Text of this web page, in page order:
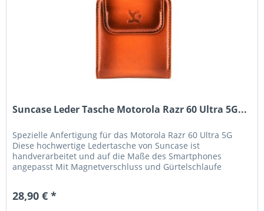
Suncase Leder Tasche Motorola Razr 60 Ultra 5G...
Spezielle Anfertigung für das Motorola Razr 60 Ultra 5G
Diese hochwertige Ledertasche von Suncase ist
handverarbeitet und auf die Maße des Smartphones
angepasst Mit Magnetverschluss und Gürtelschlaufe
28,90 € *